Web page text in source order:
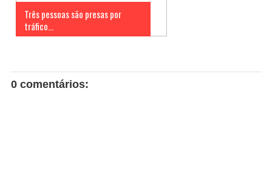
Três pessoas são presas por
tráfico...
0 comentários: